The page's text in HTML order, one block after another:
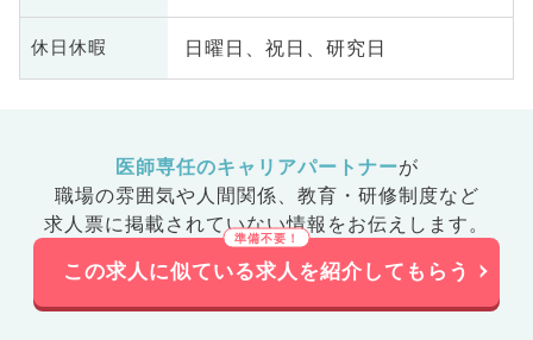
休日休暇 日曜日、祝日、研究日
医師専任のキャリアパートナーが
職場の雰囲気や人間関係、 教育・研修制度など
求人票に掲載されていない情報をお伝えします。
この求人に似ている求人を紹介してもらう